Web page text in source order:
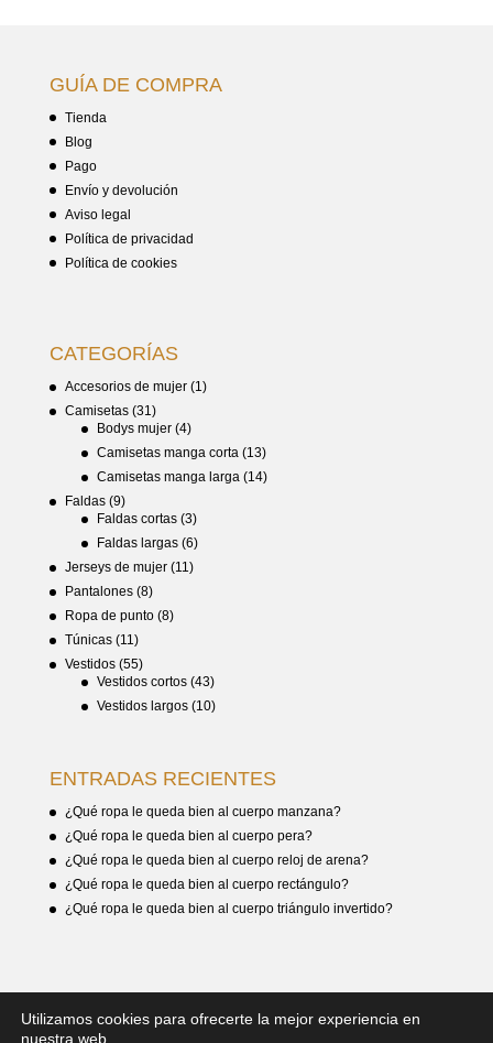
GUÍA DE COMPRA
Tienda
Blog
Pago
Envío y devolución
Aviso legal
Política de privacidad
Política de cookies
CATEGORÍAS
Accesorios de mujer (1)
Camisetas (31)
Bodys mujer (4)
Camisetas manga corta (13)
Camisetas manga larga (14)
Faldas (9)
Faldas cortas (3)
Faldas largas (6)
Jerseys de mujer (11)
Pantalones (8)
Ropa de punto (8)
Túnicas (11)
Vestidos (55)
Vestidos cortos (43)
Vestidos largos (10)
ENTRADAS RECIENTES
¿Qué ropa le queda bien al cuerpo manzana?
¿Qué ropa le queda bien al cuerpo pera?
¿Qué ropa le queda bien al cuerpo reloj de arena?
¿Qué ropa le queda bien al cuerpo rectángulo?
¿Qué ropa le queda bien al cuerpo triángulo invertido?
Utilizamos cookies para ofrecerte la mejor experiencia en
nuestra web.